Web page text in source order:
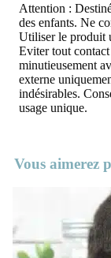
Attention :
des enfants. Ne
Utiliser le produit
Eviter tout
minutieusement
externe
indésirables.
usage unique.
Vous aimerez